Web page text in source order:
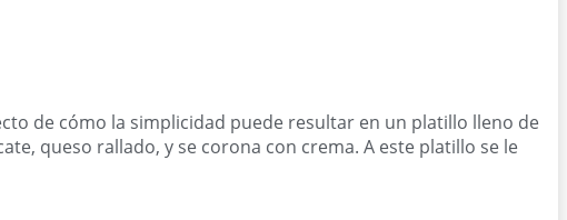
de cómo la simplicidad puede resultar en un platillo lleno de
queso rallado, y se corona con crema. A este platillo se le